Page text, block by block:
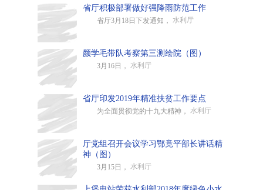
省厅积极部署做好强降雨防范工作
省厅3月18日下发通知， 水利厅
颜学毛带队考察第三测绘院（图）
3月16日， 水利厅
省厅印发2019年精准扶贫工作要点
为全面贯彻党的十九大精神， 水利厅
厅党组召开会议学习鄂竟平部长讲话精
神（图）
3月15日， 水利厅